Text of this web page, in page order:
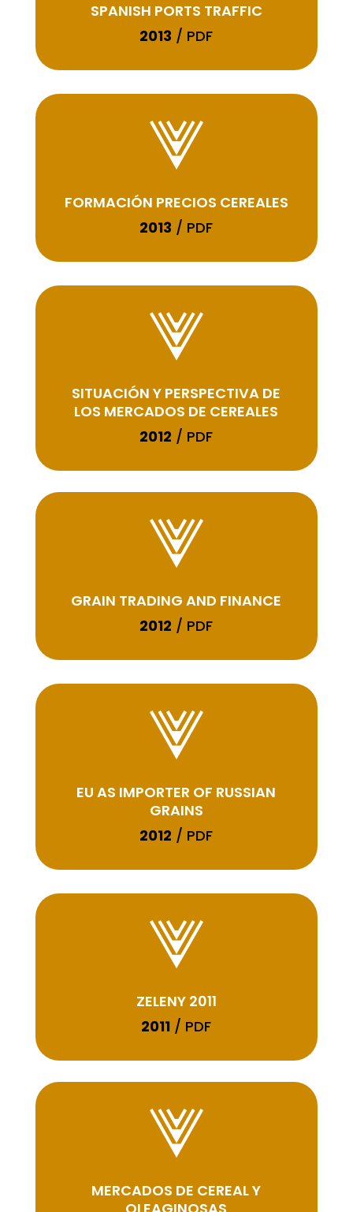
SPANISH PORTS TRAFFIC
2013 / PDF
FORMACIÓN PRECIOS CEREALES
2013 / PDF
SITUACIÓN Y PERSPECTIVA DE
LOS MERCADOS DE CEREALES
2012 / PDF
GRAIN TRADING AND FINANCE
2012 / PDF
EU AS IMPORTER OF RUSSIAN
GRAINS
2012 / PDF
ZELENY 2011
2011 / PDF
MERCADOS DE CEREAL Y